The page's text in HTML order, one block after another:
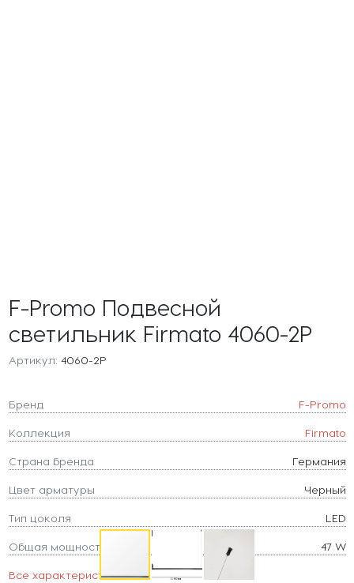
F-Promo Подвесной
светильник Firmato 4060-2P
Артикул: 4060-2P
Бренд F-Promo
Коллекция Firmato
Страна бренда Германия
Цвет арматуры Черный
Тип цоколя LED
Общая мощность 47 W
Все характеристики